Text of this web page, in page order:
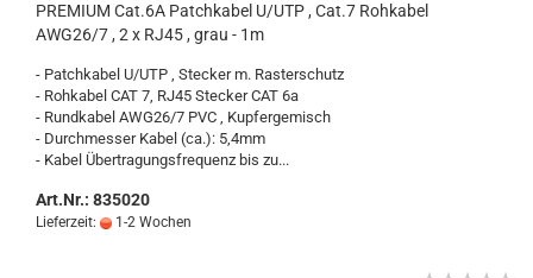
PRE­MI­UM Cat.6A Patch­ka­bel U/UTP , Cat.7 Roh­ka­bel
AWG26/7 , 2 x RJ45 , grau - 1m
- Patch­ka­bel U/UTP , Ste­cker m. Ras­ter­schutz
- Roh­ka­bel CAT 7, RJ45 Ste­cker CAT 6a
- Rund­ka­bel AWG26/7 PVC , Kup­fer­ge­misch
- Durch­mes­ser Kabel (ca.): 5,4mm
- Kabel Über­tra­gungs­fre­quenz bis zu...
Art.Nr.: 835020
Lieferzeit: 1-2 Wochen